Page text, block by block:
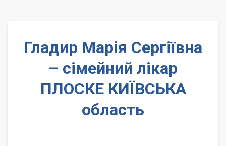
Гладир Марія Сергіївна
– сімейний лікар
ПЛОСКЕ КИЇВСЬКА
область